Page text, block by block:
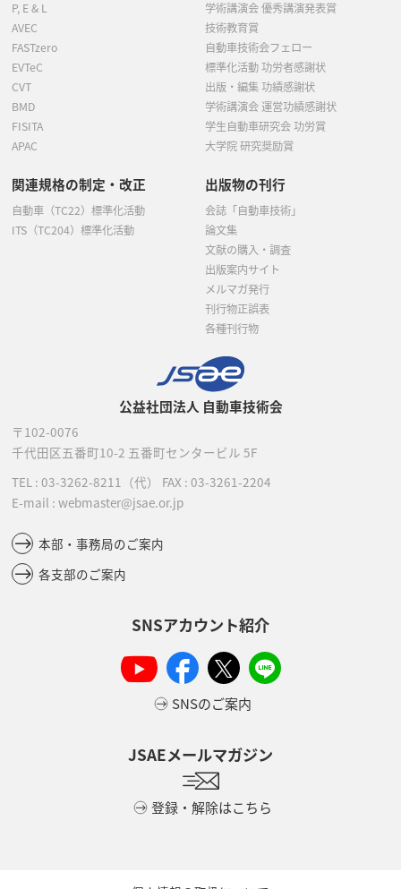
公益社団法人 自動車技術会
〒102-0076
千代田区五番町10-2 五番町センタービル 5F
TEL : 03-3262-8211 （代） FAX : 03-3261-2204
E-mail : webmaster@jsae.or.jp
本部・事務局のご案内
各支部のご案内
SNSアカウント紹介
SNSのご案内
JSAEメールマガジン
登録・解除はこちら
P, E & L
AVEC
FASTzero
EVTeC
CVT
BMD
FISITA
APAC
学術講演会 優秀講演発表賞
技術教育賞
自動車技術会フェロー
標準化活動 功労者感謝状
出版・編集 功績感謝状
学術講演会 運営功績感謝状
学生自動車研究会 功労賞
大学院 研究奨励賞
関連規格の制定・改正
自動車（TC22）標準化活動
ITS（TC204）標準化活動
出版物の刊行
会誌「自動車技術」
論文集
文献の購入・調査
出版案内サイト
メルマガ発行
刊行物正誤表
各種刊行物